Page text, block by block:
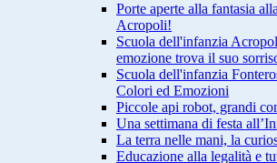
Porte aperte alla fantasia
Acropoli!
Scuola dell'infanzia
emozione trova il suo
Scuola dell'infanzia
Colori ed Emozioni
Piccole api robot, grandi
Una settimana di festa
La terra nelle mani, la
Educazione alla legalità e